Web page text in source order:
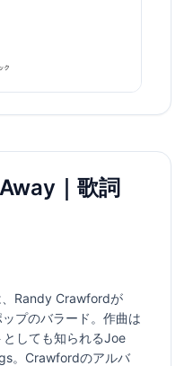
｜歌詞
、Randy Crawfordが
プのバラード。作曲は
しても知られるJoe
。Crawfordのアルバ